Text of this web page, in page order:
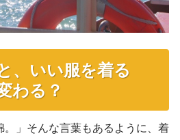
、いい服を着る
わる？
。」そんな言葉もあるように、着